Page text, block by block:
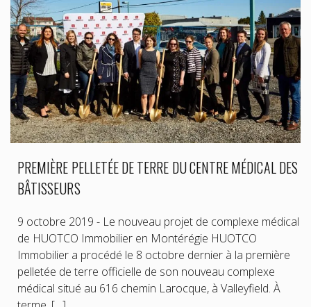
PREMIÈRE PELLETÉE DE TERRE DU CENTRE MÉDICAL DES
BÂTISSEURS
9 octobre 2019 - Le nouveau projet de complexe médical
de HUOTCO Immobilier en Montérégie HUOTCO
Immobilier a procédé le 8 octobre dernier à la première
pelletée de terre officielle de son nouveau complexe
médical situé au 616 chemin Larocque, à Valleyfield. À